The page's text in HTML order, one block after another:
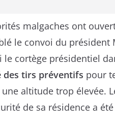
malgaches ont
le convoi du président
le cortège présidentiel
des tirs préventifs pour
altitude trop élevée.
de sa résidence a